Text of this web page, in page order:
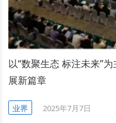
以“数聚生态 标注未来”
展新篇章
业界 2025年7月7日